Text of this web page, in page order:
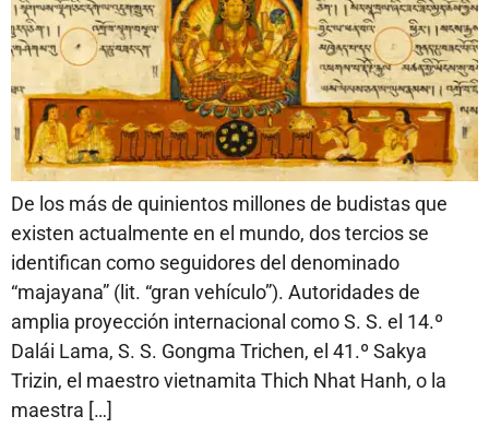
De los más de quinientos millones de budistas que
existen actualmente en el mundo, dos tercios se
identifican como seguidores del denominado
“majayana” (lit. “gran vehículo”). Autoridades de
amplia proyección internacional como S. S. el 14.º
Dalái Lama, S. S. Gongma Trichen, el 41.º Sakya
Trizin, el maestro vietnamita Thich Nhat Hanh, o la
maestra […]